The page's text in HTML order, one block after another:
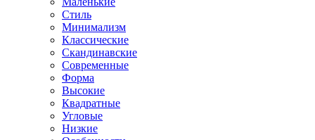
Стиль
Минимализм
Классические
Скандинавские
Современные
Форма
Высокие
Квадратные
Угловые
Низкие